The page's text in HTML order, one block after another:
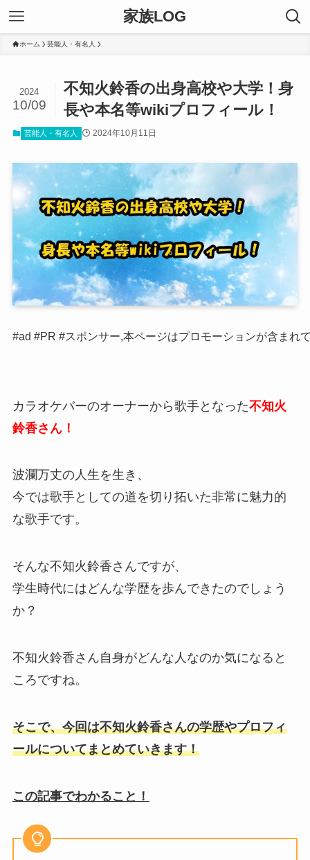
家族LOG
ホーム 芸能人・有名人
不知火鈴香の出身高校や大学！身
長や本名等wikiプロフィール！
2024
10/09
芸能人・有名人 2024年10月11日
#ad #PR #スポンサー,本ページはプロモーションが含まれ
カラオケバーのオーナーから歌手となった不知火
鈴香さん！
波瀾万丈の人生を生き、
今では歌手としての道を切り拓いた非常に魅力的
な歌手です。
そんな不知火鈴香さんですが、
学生時代にはどんな学歴を歩んできたのでしょう
か？
不知火鈴香さん自身がどんな人なのか気になると
ころですね。
そこで、今回は不知火鈴香さんの学歴やプロフィ
ールについてまとめていきます！
この記事でわかること！